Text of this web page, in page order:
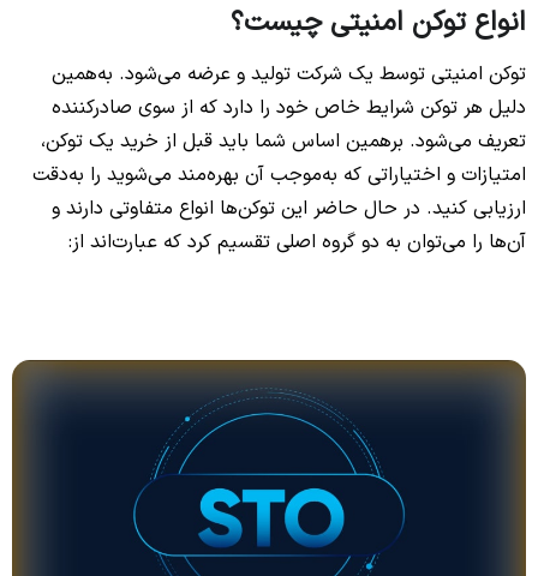
انواع توکن امنیتی چیست؟
توکن امنیتی توسط یک شرکت تولید و عرضه می‌شود. به‌همین
دلیل هر توکن شرایط خاص خود را دارد که از سوی صادرکننده
تعریف می‌شود. برهمین اساس شما باید قبل از خرید یک توکن،
امتیازات و اختیاراتی که به‌موجب آن بهر‌ه‌مند می‌شوید را به‌دقت
ارزیابی کنید. در حال حاضر این توکن‌ها انواع متفاوتی دارند و
آن‌ها را می‌توان به دو گروه اصلی تقسیم کرد که عبارت‌اند از: